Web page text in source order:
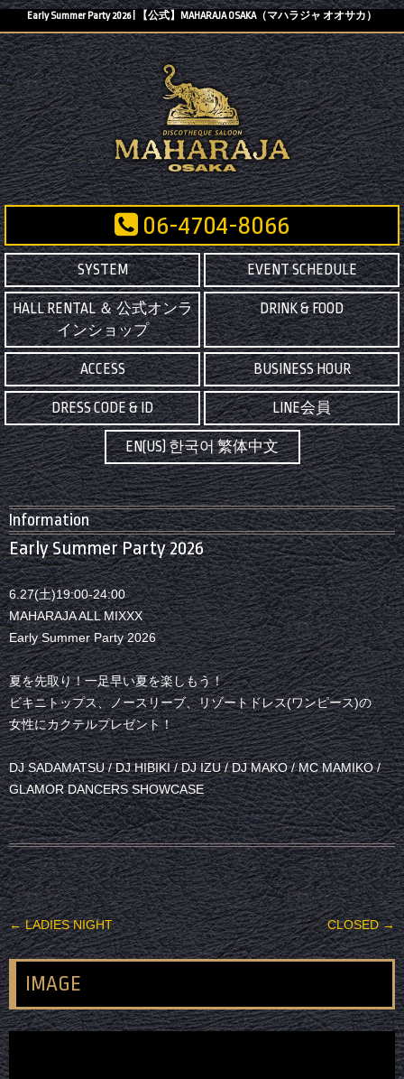
Early Summer Party 2026 | 【公式】MAHARAJA OSAKA（マハラジャ オオサカ）
06-4704-8066
SYSTEM EVENT SCHEDULE
HALL RENTAL ＆ 公式オンラ
インショップ
DRINK & FOOD
ACCESS BUSINESS HOUR
DRESS CODE & ID LINE会員
EN(US) 한국어 繁体中文
Information
Early Summer Party 2026
6.27(土)19:00-24:00
MAHARAJA ALL MIXXX
Early Summer Party 2026
夏を先取り！一足早い夏を楽しもう！
ビキニトップス、ノースリーブ、リゾートドレス(ワンピース)の
女性にカクテルプレゼント！
DJ SADAMATSU / DJ HIBIKI / DJ IZU / DJ MAKO / MC MAMIKO /
GLAMOR DANCERS SHOWCASE
投稿ナビゲーション
←LADIES NIGHT CLOSED→
IMAGE